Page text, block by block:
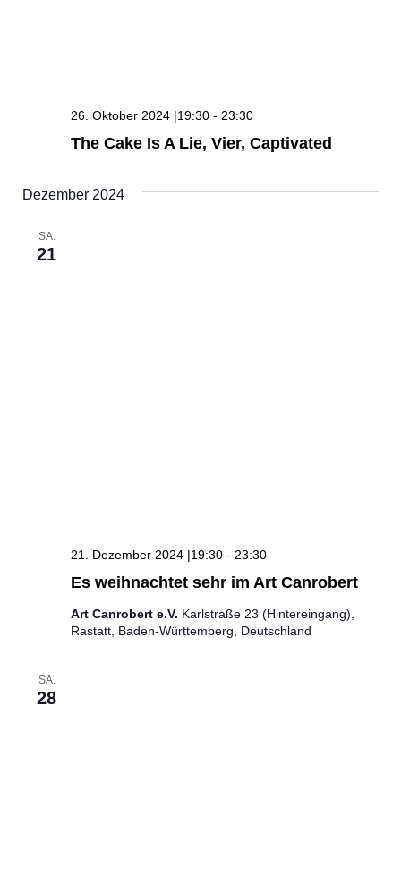
The Cake Is A Lie, Vier, Captivated
26. Oktober 2024 |19:30 - 23:30
Dezember 2024
SA.
21
Es weihnachtet sehr im Art Canrobert
21. Dezember 2024 |19:30 - 23:30
Art Canrobert e.V. Karlstraße 23 (Hintereingang),
Rastatt, Baden-Württemberg, Deutschland
SA.
28